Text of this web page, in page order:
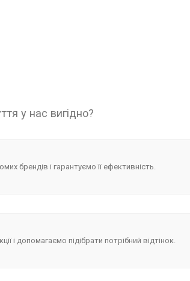
у нас вигідно?
брендів і гарантуємо її ефективність.
і допомагаємо підібрати потрібний відтінок.